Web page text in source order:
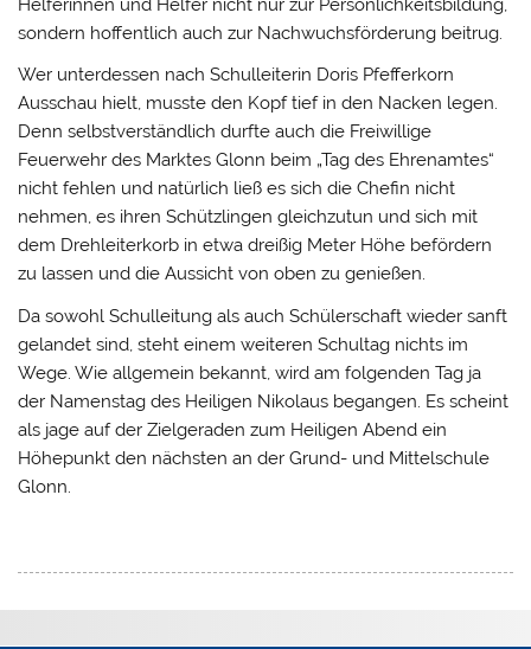
Helferinnen und Helfer nicht nur zur Persönlichkeitsbildung,
sondern hoffentlich auch zur Nachwuchsförderung beitrug.
Wer unterdessen nach Schulleiterin Doris Pfefferkorn
Ausschau hielt, musste den Kopf tief in den Nacken legen.
Denn selbstverständlich durfte auch die Freiwillige
Feuerwehr des Marktes Glonn beim „Tag des Ehrenamtes“
nicht fehlen und natürlich ließ es sich die Chefin nicht
nehmen, es ihren Schützlingen gleichzutun und sich mit
dem Drehleiterkorb in etwa dreißig Meter Höhe befördern
zu lassen und die Aussicht von oben zu genießen.
Da sowohl Schulleitung als auch Schülerschaft wieder sanft
gelandet sind, steht einem weiteren Schultag nichts im
Wege. Wie allgemein bekannt, wird am folgenden Tag ja
der Namenstag des Heiligen Nikolaus begangen. Es scheint
als jage auf der Zielgeraden zum Heiligen Abend ein
Höhepunkt den nächsten an der Grund- und Mittelschule
Glonn.